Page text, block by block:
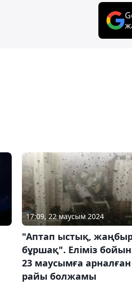
17:09, 22 маусым 2024
"Аптап ыстық,
бұршақ". Еліміз
23 маусымға арналған
райы болжамы